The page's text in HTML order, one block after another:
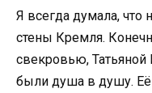
Я всегда думала,
стены Кремля.
свекровью,
были душа в душу. Её